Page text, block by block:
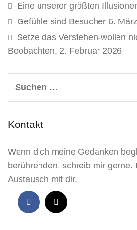
Eine unserer größten
Gefühle sind Besucher 6.
Setze das Verstehen-wollen
Beobachten. 2. Februar 2026
nach:
Kontakt
Wenn dich meine Gedanken
berührenden, schreib mir gerne.
Austausch mit dir.